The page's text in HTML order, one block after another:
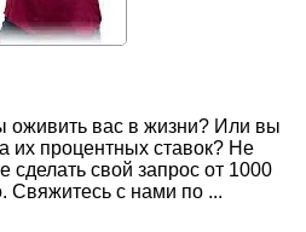
оживить вас в жизни? Или вы
их процентных ставок? Не
сделать свой запрос от 1000
Свяжитесь с нами по ...